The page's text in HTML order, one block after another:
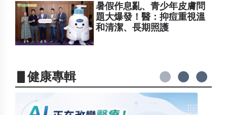
暑假作息亂、青少年皮膚問
題大爆發！醫：抑痘重視溫
和清潔、長期照護
▋健康專輯